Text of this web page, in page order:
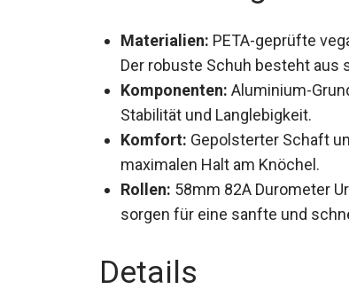
Materialien: PETA-geprüfte
Der robuste Schuh besteht aus
Komponenten: Aluminium-
Stabilität und Langlebigkeit.
Komfort: Gepolsterter Schaft
maximalen Halt am Knöchel.
Rollen: 58mm 82A Durometer
sorgen für eine sanfte und
Details